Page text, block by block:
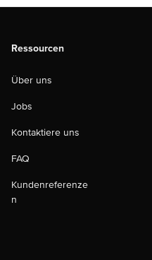
Ressourcen
Über uns
Jobs
Kontaktiere uns
FAQ
Kundenreferenze
n